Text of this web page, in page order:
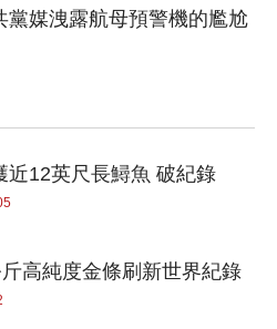
黨媒洩露航母預警機的尷尬
近12英尺長鱘魚 破紀錄
高純度金條刷新世界紀錄